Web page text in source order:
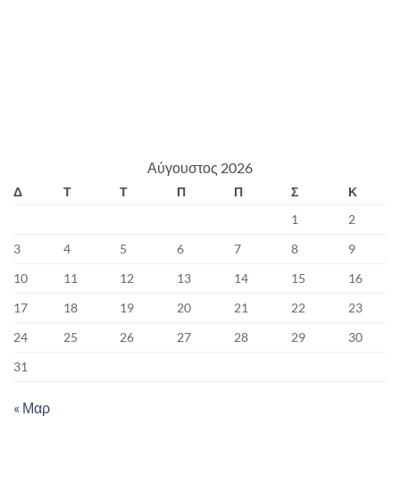
Αύγουστος 2026
Δ Τ Τ Π Π Σ
Κ
1
2
3
4 5 6 7 8
9
10
11 12 13 14 15
16
17
18 19 20 21 22
23
24
25 26 27 28 29
30
31
« Μαρ